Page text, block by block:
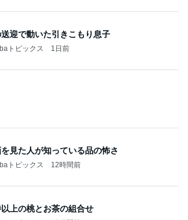
見た人が知っている品の怖さ
トピックス 12時間前